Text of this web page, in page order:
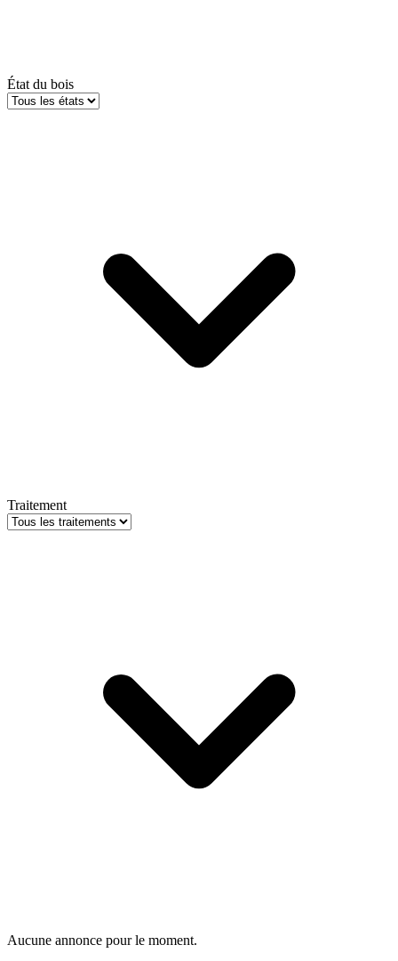
État du bois
Traitement
Aucune annonce pour le moment.